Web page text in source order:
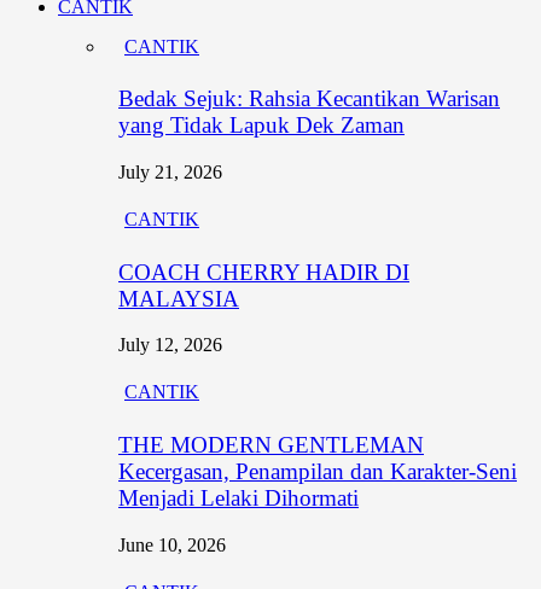
CANTIK
CANTIK
Bedak Sejuk: Rahsia Kecantikan Warisan
yang Tidak Lapuk Dek Zaman
July 21, 2026
CANTIK
COACH CHERRY HADIR DI
MALAYSIA
July 12, 2026
CANTIK
THE MODERN GENTLEMAN
Kecergasan, Penampilan dan Karakter-Seni
Menjadi Lelaki Dihormati
June 10, 2026